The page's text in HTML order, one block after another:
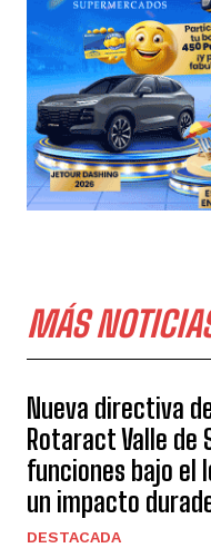
MÁS
Nueva directiva
Rotaract Valle de
funciones bajo el
un impacto
DESTACADA